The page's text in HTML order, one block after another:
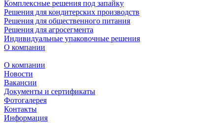
Комплексные решения под запайку
Решения для кондитерских производств
Решения для общественного питания
Решения для агросегмента
Индивидуальные упаковочные решения
О компании
О компании
Новости
Вакансии
Документы и сертификаты
Фотогалерея
Контакты
Информация